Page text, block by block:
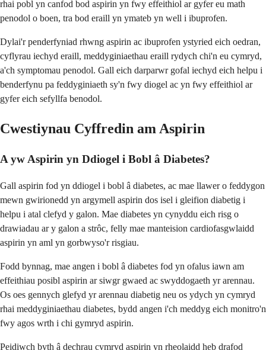
rhai pobl yn canfod bod aspirin yn fwy effeithiol ar gyfer eu math
penodol o boen, tra bod eraill yn ymateb yn well i ibuprofen.
Dylai'r penderfyniad rhwng aspirin ac ibuprofen ystyried eich oedran,
cyflyrau iechyd eraill, meddyginiaethau eraill rydych chi'n eu cymryd,
a'ch symptomau penodol. Gall eich darparwr gofal iechyd eich helpu i
benderfynu pa feddyginiaeth sy'n fwy diogel ac yn fwy effeithiol ar
gyfer eich sefyllfa benodol.
Cwestiynau Cyffredin am Aspirin
A yw Aspirin yn Ddiogel i Bobl â Diabetes?
Gall aspirin fod yn ddiogel i bobl â diabetes, ac mae llawer o feddygon
mewn gwirionedd yn argymell aspirin dos isel i gleifion diabetig i
helpu i atal clefyd y galon. Mae diabetes yn cynyddu eich risg o
drawiadau ar y galon a strôc, felly mae manteision cardiofasgwlaidd
aspirin yn aml yn gorbwyso'r risgiau.
Fodd bynnag, mae angen i bobl â diabetes fod yn ofalus iawn am
effeithiau posibl aspirin ar siwgr gwaed ac swyddogaeth yr arennau.
Os oes gennych glefyd yr arennau diabetig neu os ydych yn cymryd
rhai meddyginiaethau diabetes, bydd angen i'ch meddyg eich monitro'n
fwy agos wrth i chi gymryd aspirin.
Peidiwch byth â dechrau cymryd aspirin yn rheolaidd heb drafod